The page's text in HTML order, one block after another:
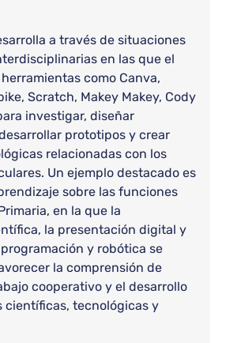
a través de situaciones
en las que el
como Canva,
Scratch, Makey Makey, Cody
investigar, diseñar
prototipos y crear
relacionadas con los
Un ejemplo destacado es
sobre las funciones
en la que la
la presentación digital y
y robótica se
la comprensión de
cooperativo y el desarrollo
científicas, tecnológicas y